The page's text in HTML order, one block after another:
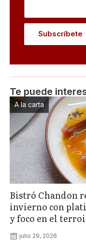
Te puede
A la carta
Bistró Chandon
invierno con
y foco en el
julio 29, 2026